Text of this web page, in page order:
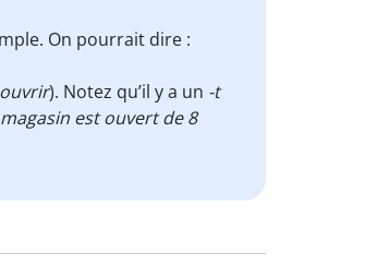
On pourrait dire :
ouvrir). Notez qu’il y a un -t
est ouvert de 8